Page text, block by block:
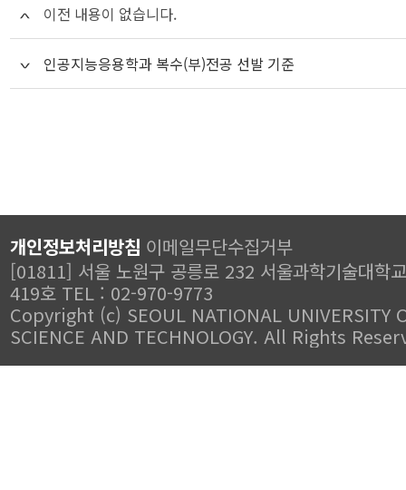
이전 내용이 없습니다.
인공지능응용학과 복수(부)전공 선발 기준
개인정보처리방침 이메일무단수집거부
[01811] 서울 노원구 공릉로 232 서울과학기술대학
419호 TEL : 02-970-9773
Copyright (c) SEOUL NATIONAL UNIVERSITY
SCIENCE AND TECHNOLOGY. All Rights